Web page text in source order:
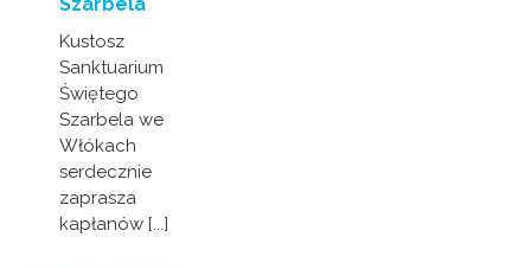
Kustosz
Sanktuarium
Świętego
Szarbela we
Włókach
serdecznie
zaprasza
kapłanów [...]